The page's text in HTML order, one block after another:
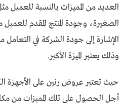
العديد من المميزات بالنسبة للعميل
الصغيرة، وجودة المنتج المقدم
الإشارة إلى جودة الشركة في
وذلك يعتبر الميزة الأكبر.
حيث تعتبر عروض رنين على الأجهزة
أجل الحصول على تلك المميزات من